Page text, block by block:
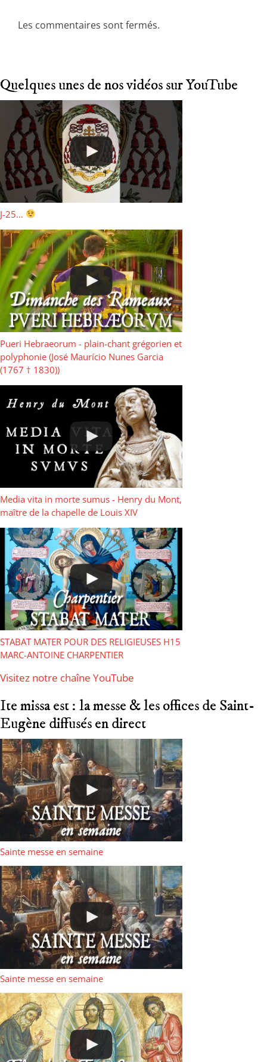
Les commentaires sont fermés.
Quelques unes de nos vidéos sur YouTube
J-25…
Pueri Hebraeorum - plain-chant grégorien et
polyphonie (José Maurício Nunes Garcia
(1767 † 1830))
Media vita in morte sumus - Henry du Mont,
maître de la chapelle de Louis XIV
STABAT MATER POUR DES RELIGIEUSES H15
MARC-ANTOINE CHARPENTIER
Visitez notre chaîne YouTube
Ite missa est : la messe & les offices de Saint-
Eugène diffusés en direct
Sainte messe en semaine
Sainte messe en semaine